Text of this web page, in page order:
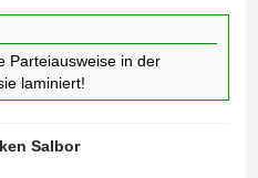
Parteiausweise in der
laminiert!
Salbor